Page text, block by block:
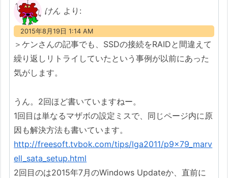
けん より:
2015年8月19日 1:14 AM
＞ケンさんの記事でも、SSDの接続をRAIDと間違えて
繰り返しリトライしていたという事例が以前にあった
気がします。
うん。2回ほど書いていますねー。
1回目は単なるマザボの設定ミスで、同じページ内に原
因も解決方法も書いています。
http://freesoft.tvbok.com/tips/lga2011/p9x79_marv
ell_sata_setup.html
2回目のは2015年7月のWindows Updateか、直前に